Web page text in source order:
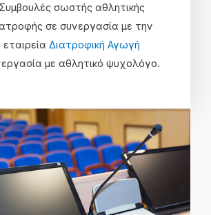
Συμβουλές σωστής αθλητικής
σε συνεργασία με την
εταιρεία Διατροφική Αγωγή
με αθλητικό ψυχολόγο.